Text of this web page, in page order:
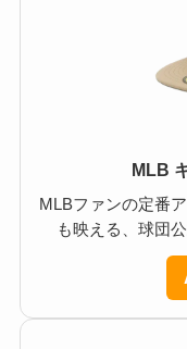
MLB
MLBファンの定番
も映える、球団